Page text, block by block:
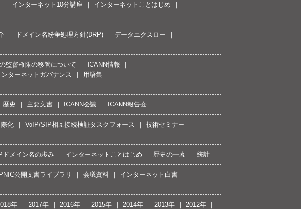
インターネット10分講座
インターネットことはじめ
ドメイン名紛争処理方針(DRP)
データエクスロー
監督権限の移管について
ICANN情報
ターネットガバナンス
用語集
歴史 主要文書 ICANN会議 ICANN報告会
際化 VoIP/SIP相互接続検証タスクフォース
技術セミナー
ドメイン名の歩み インターネットことはじめ 歴史の一幕 統計
公開文書ライブラリ 会議資料
インターネット白書
年 2017年 2016年 2015年 2014年 2013年
2012年